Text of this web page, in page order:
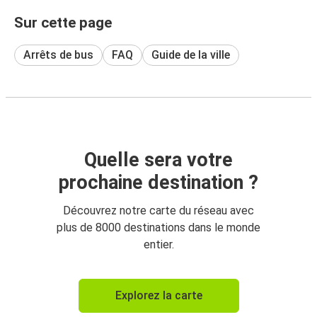
Sur cette page
Arrêts de bus FAQ Guide de la ville
Quelle sera votre
prochaine destination ?
Découvrez notre carte du réseau avec
plus de 8000 destinations dans le monde
entier.
Explorez la carte